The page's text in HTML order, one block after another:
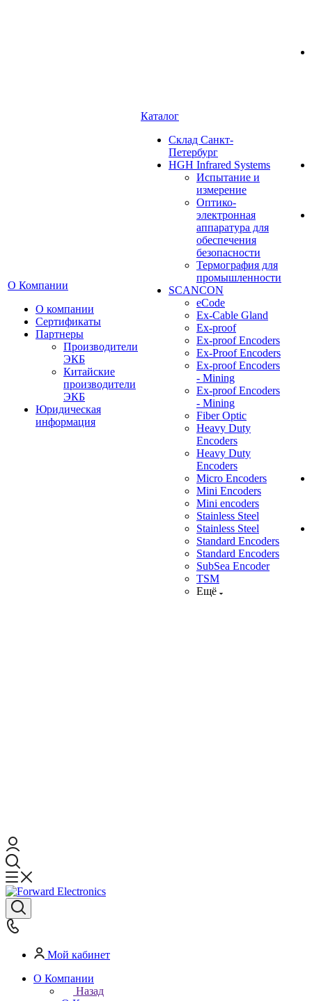
О Компании
О компании
Сертификаты
Партнеры
Производители
ЭКБ
Китайские
производители
ЭКБ
Юридическая
информация
Каталог
Cклад Санкт-
Петербург
HGH Infrared Systems
Испытание и
измерение
Оптико-
электронная
аппаратура для
обеспечения
безопасности
Термография для
промышленности
SCANCON
eCode
Ex-Cable Gland
Ex-proof
Ex-proof Encoders
Ex-Proof Encoders
Ex-proof Encoders
- Mining
Ex-proof Encoders
- Mining
Fiber Optic
Heavy Duty
Encoders
Heavy Duty
Encoders
Micro Encoders
Mini Encoders
Mini encoders
Stainless Steel
Stainless Steel
Standard Encoders
Standard Encoders
SubSea Encoder
TSM
Ещё
Мой кабинет
О Компании
Назад